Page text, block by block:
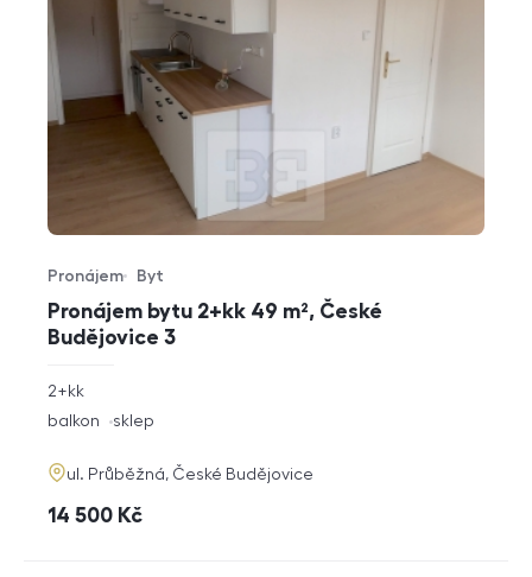
Pronájem bytu 2+kk 49 m², České
Budějovice 3
Typ nabídky
Pronájem
Typ nemovitosti
Byt
rozměry
dispozice
2+kk
funkce
balkon sklep
adresa
ul. Průběžná, České Budějovice
cena
14 500 Kč